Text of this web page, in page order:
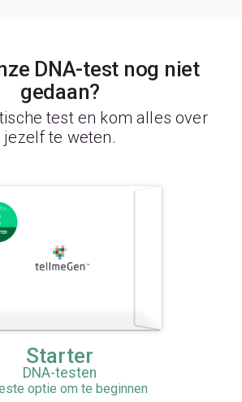
DNA-test nog niet
gedaan?
test en kom alles over
jezelf te weten.
Starter
DNA-testen
optie om te beginnen